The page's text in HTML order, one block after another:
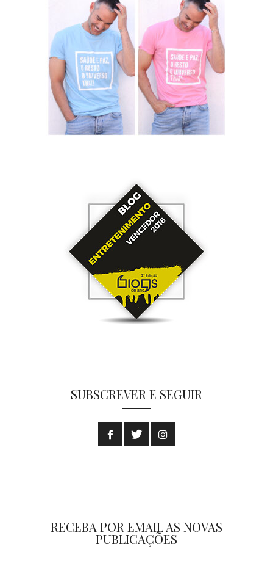
SUBSCREVER E SEGUIR
RECEBA POR EMAIL AS NOVAS
PUBLICAÇÕES